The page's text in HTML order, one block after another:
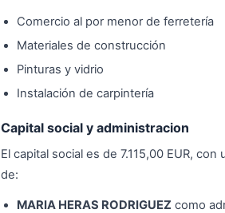
Comercio al por menor de ferretería
Materiales de construcción
Pinturas y vidrio
Instalación de carpintería
Capital social y administracion
El capital social es de 7.115,00 EUR,
de:
MARIA HERAS RODRIGUEZ como